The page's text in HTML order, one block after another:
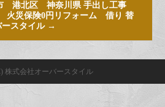
港北区 神奈川県 手出し工事
火災保険0円リフォーム 借り 替
ースタイル →
株式会社オーバースタイル